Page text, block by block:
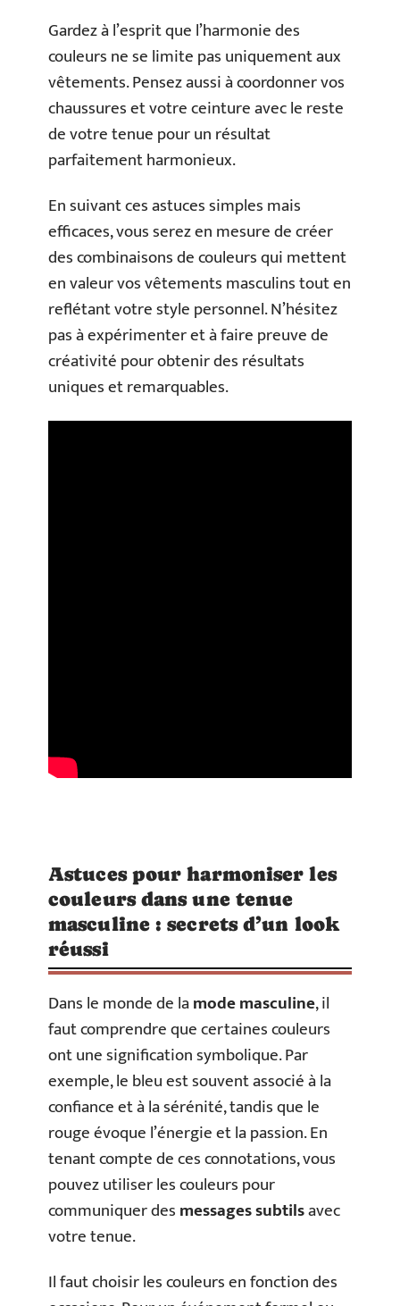
Gardez à l’esprit que l’harmonie des
couleurs ne se limite pas uniquement aux
vêtements. Pensez aussi à coordonner vos
chaussures et votre ceinture avec le reste
de votre tenue pour un résultat
parfaitement harmonieux.
En suivant ces astuces simples mais
efficaces, vous serez en mesure de créer
des combinaisons de couleurs qui mettent
en valeur vos vêtements masculins tout en
reflétant votre style personnel. N’hésitez
pas à expérimenter et à faire preuve de
créativité pour obtenir des résultats
uniques et remarquables.
Astuces pour harmoniser les
couleurs dans une tenue
masculine : secrets d’un look
réussi
Dans le monde de lamode masculine, il
faut comprendre que certaines couleurs
ont une signification symbolique. Par
exemple, le bleu est souvent associé à la
confiance et à la sérénité, tandis que le
rouge évoque l’énergie et la passion. En
tenant compte de ces connotations, vous
pouvez utiliser les couleurs pour
communiquer desmessages subtilsavec
votre tenue.
Il faut choisir les couleurs en fonction des